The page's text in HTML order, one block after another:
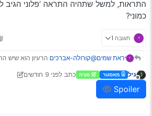
התראות, למשל שתהיה התראה ‘פלוני הגיב
כמוני?
י תגובה 1
י יראת שמים@קורולה-אברכים הרעיון הוא
מגיב בו הופך לנושא במעקב. ויש
שלא במעקב שלך כי הוא חושב שיש
מנותק
גיל מאסטר מגיה כתבלפני 9 חודשים
נערך לאחרונה על ידי גיל
Spoiler